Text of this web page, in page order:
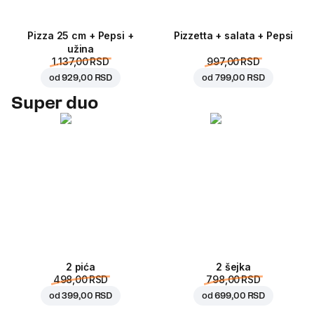
Pizza 25 cm + Pepsi +
užina
1.137,00 RSD
od929,00 RSD
Pizzetta + salata + Pepsi
997,00 RSD
od 799,00 RSD
Super duo
2 pića
498,00 RSD
od399,00 RSD
2 šejka
798,00 RSD
od699,00 RSD